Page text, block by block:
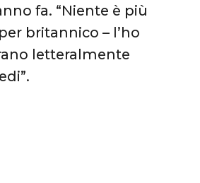
fa. “Niente è più
britannico – l’ho
letteralmente